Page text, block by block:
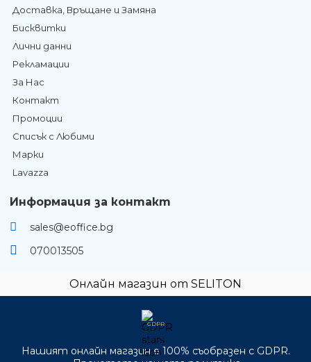
Доставка, Връщане и Замяна
Бисквитки
Лични данни
Рекламации
За Нас
Контакт
Промоции
Списък с Любими
Марки
Lavazza
Информация за контакт
sales@eoffice.bg
070013505
Онлайн магазин от SELITON
GDPR
Нашият онлайн магазин е 100% съобразен с GDPR.